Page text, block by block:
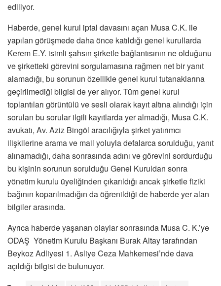
ediliyor.
Haberde, genel kurul iptal davasını açan Musa C.K. ile
yapılan görüşmede daha önce katıldığı genel kurullarda
Kerem E.Y. isimli şahsın şirketle bağlantısının ne olduğunu
ve şirketteki görevini sorgulamasına rağmen net bir yanıt
alamadığı, bu sorunun özellikle genel kurul tutanaklarına
geçirilmediği bilgisi de yer alıyor. Tüm genel kurul
toplantıları görüntülü ve sesli olarak kayıt altına alındığı için
sorulan bu sorular ilgili kayıtlarda yer almadığı, Musa C.K.
avukatı, Av. Aziz Bingöl aracılığıyla şirket yatırımcı
ilişkilerine arama ve mail yoluyla defalarca sorulduğu, yanıt
alınamadığı, daha sonrasında adını ve görevini sordurduğu
bu kişinin sorunun sorulduğu Genel Kuruldan sonra
yönetim kurulu üyeliğinden çıkarıldığı ancak şirketle fiziki
bağının koparılmadığın da öğrenildiği de haberde yer alan
bilgiler arasında.
Ayrıca haberde yaşanan olaylar sonrasında Musa C. K.’ye
ODAŞ Yönetim Kurulu Başkanı Burak Altay tarafından
Beykoz Adliyesi 1. Asliye Ceza Mahkemesi’nde dava
açıldığı bilgisi de bulunuyor.